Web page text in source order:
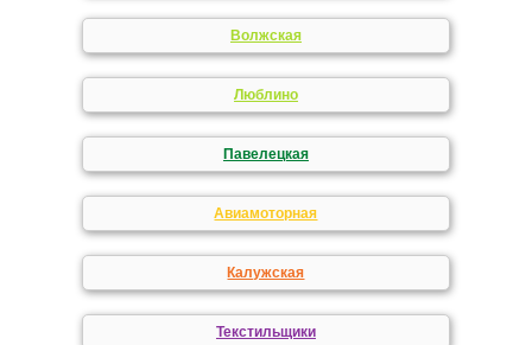
Волжская
Люблино
Павелецкая
Авиамоторная
Калужская
Текстильщики